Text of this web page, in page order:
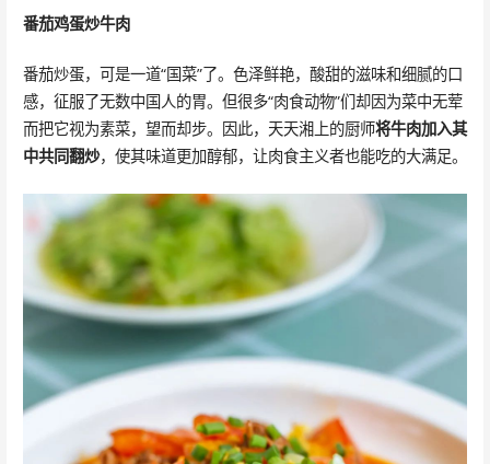
番茄鸡蛋炒牛肉
番茄炒蛋，可是一道“国菜”了。色泽鲜艳，酸甜的滋味和细腻的口
感，征服了无数中国人的胃。但很多“肉食动物”们却因为菜中无荤
而把它视为素菜，望而却步。因此，天天湘上的厨师将牛肉加入其
中共同翻炒，使其味道更加醇郁，让肉食主义者也能吃的大满足。